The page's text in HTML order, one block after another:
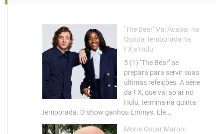
‘The Bear’ Vai Acabar na
Quinta Temporada na
FX e Hulu
5 (1) ‘The Bear’ se
prepara para servir suas
últimas refeições. A série
da FX, que vai ao ar no
Hulu, termina na quinta
temporada. O show ganhou Emmys. Ele...
Morre Oscar Maroni